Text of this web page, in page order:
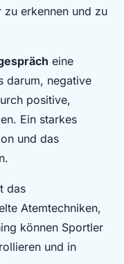
zu erkennen und zu
eine
darum, negative
positive,
Ein starkes
und das
das
Atemtechniken,
können Sportler
und in